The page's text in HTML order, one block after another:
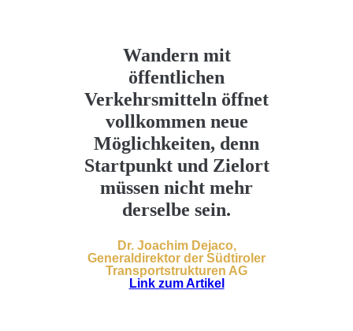
Wandern mit
öffentlichen
Verkehrsmitteln öffnet
vollkommen neue
Möglichkeiten, denn
Startpunkt und Zielort
müssen nicht mehr
derselbe sein.
Dr. Joachim Dejaco,
Generaldirektor der Südtiroler
Transportstrukturen AG
Link zum Artikel